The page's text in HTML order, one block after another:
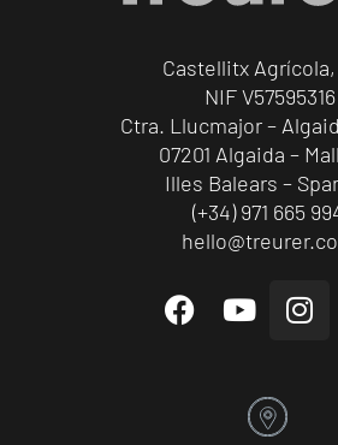
Castellitx Agrícola,
NIF V57595316
Ctra. Llucmajor –
07201 Algaida –
Illes Balears –
(+34) 971 665